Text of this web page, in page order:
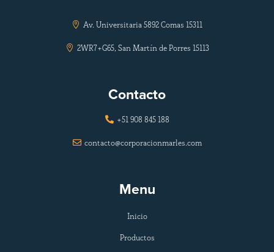
 Av. Universitaria 5892 Comas 15311
 2WR7+G65, San Martín de Porres 15113
Contacto
 +51 908 845 188
 contacto@corporacionmarles.com
Menu
Inicio
Productos